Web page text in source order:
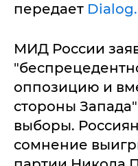
передает
МИД России
оппозицию и
стороны
выборы.
сомнение